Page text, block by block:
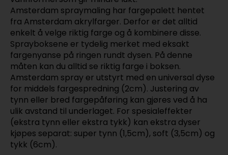
Amsterdam spraymaling har fargepalett hentet
fra Amsterdam akrylfarger. Derfor er det alltid
enkelt å velge riktig farge og å kombinere disse.
Sprayboksene er tydelig merket med eksakt
fargenyanse på ringen rundt dysen. På denne
måten kan du alltid se riktig farge i boksen.
Amsterdam spray er utstyrt med en universal dyse
for middels fargespredning (2cm). Justering av
tynn eller bred fargepåføring kan gjøres ved å ha
ulik avstand til underlaget. For spesialeffekter
(ekstra tynn eller ekstra tykk) kan ekstra dyser
kjøpes separat: super tynn (1,5cm), soft (3,5cm) og
tykk (6cm).